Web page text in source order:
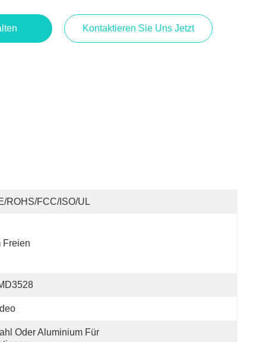
Kontaktieren Sie Uns Jetzt
ROHS/FCC/ISO/UL
Freien
Oder Aluminium Für